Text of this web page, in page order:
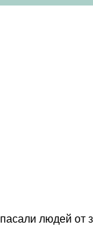
людей от